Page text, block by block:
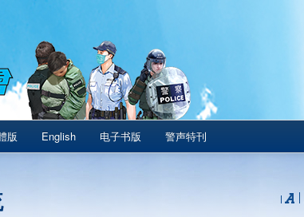
版 English 电子书版 警声特刊